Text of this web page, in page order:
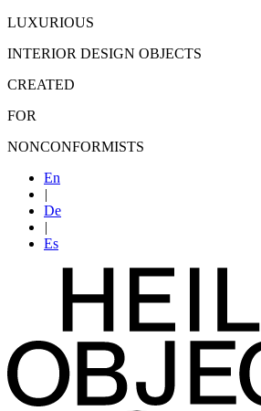
LUXURIOUS
INTERIOR DESIGN OBJECTS
CREATED
FOR
NONCONFORMISTS
En
|
De
|
Es